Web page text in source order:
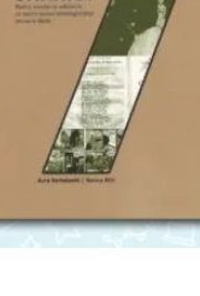
DODAJTE U KORPU